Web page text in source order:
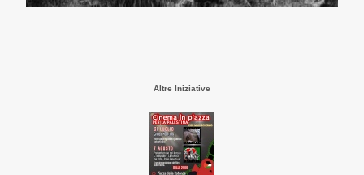
Altre Iniziative